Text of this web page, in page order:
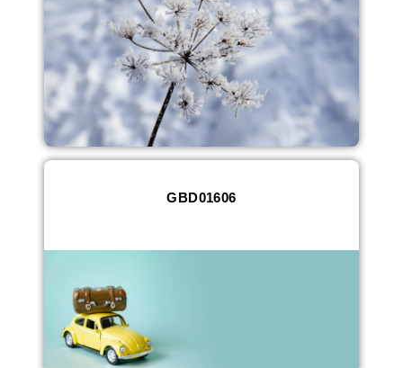
GBD01606